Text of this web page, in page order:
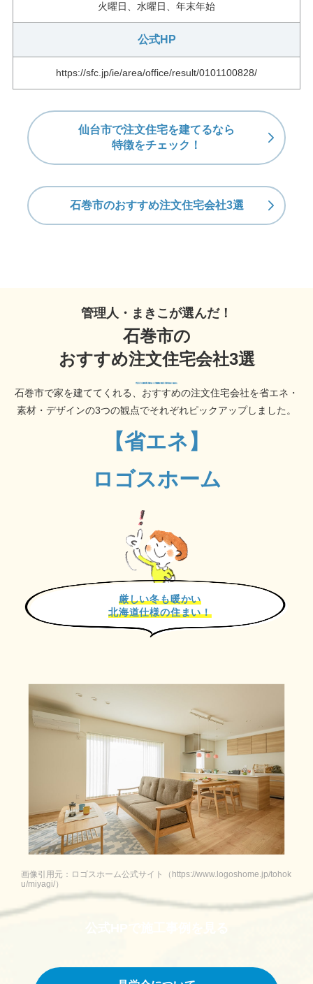
火曜日、水曜日、年末年始
公式HP
https://sfc.jp/ie/area/office/result/0101100828/
仙台市で注文住宅を建てるなら
特徴をチェック！
石巻市のおすすめ注文住宅会社3選
管理人・まきこが選んだ！
石巻市の
おすすめ注文住宅会社3選
石巻市で家を建ててくれる、おすすめの注文住宅会社を省エネ・
素材・デザインの3つの観点でそれぞれピックアップしました。
【省エネ】
ロゴスホーム
厳しい冬も暖かい
北海道仕様の住まい！
画像引用元：ロゴスホーム公式サイト（https://www.logoshome.jp/tohok
u/miyagi/）